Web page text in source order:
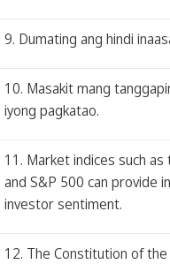
9. Dumating ang hindi
10. Masakit mang
iyong pagkatao.
11. Market indices such
and S&P 500 can provide
investor sentiment.
12. The Constitution of